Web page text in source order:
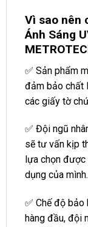
Vì sao nên
Ánh Sáng
✅ Sản phẩm
đảm bảo chất
các giấy tờ
✅ Đội ngũ
sẽ tư vấn kịp
lựa chọn
dụng của mình.
✅ Chế độ bảo
hàng đầu, đội